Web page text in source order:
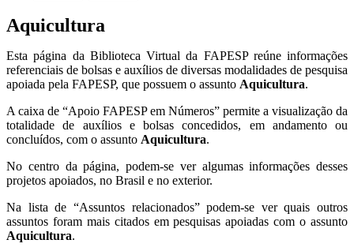
Aquicultura
Esta página da Biblioteca Virtual da FAPESP reúne informações
referenciais de bolsas e auxílios de diversas modalidades de pesquisa
apoiada pela FAPESP, que possuem o assunto Aquicultura.
A caixa de “Apoio FAPESP em Números” permite a visualização da
totalidade de auxílios e bolsas concedidos, em andamento ou
concluídos, com o assunto Aquicultura.
No centro da página, podem-se ver algumas informações desses
projetos apoiados, no Brasil e no exterior.
Na lista de “Assuntos relacionados” podem-se ver quais outros
assuntos foram mais citados em pesquisas apoiadas com o assunto
Aquicultura.